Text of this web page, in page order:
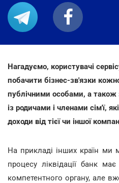
Нагадуємо, користувачі
побачити бізнес-зв'язки
публічними особами, а також
із родичами і членами сім'ї,
доходи від тієї чи іншої
На прикладі інших країн ми
процесу ліквідації банк
компетентного органу, але